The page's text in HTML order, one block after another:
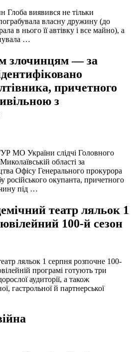
Глоба виявився не тільки
власну дружину (до
в нього її автівку і все майно), а
…
злочинцям — за
причетного
з
МО України слідчі Головного
області за
Офісу Генерального прокурора
російського окупанта, причетного
під …
театр ляльок 1
100-й сезон
ляльок 1 серпня розпочне 100-
програмі готують три
аудиторії, а також
гастрольної й партнерської